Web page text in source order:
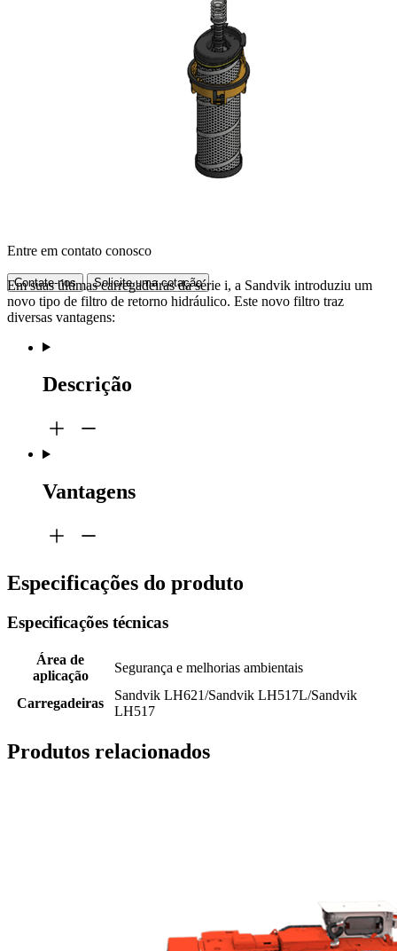
Entre em contato conosco
Contate-nos Solicite uma cotação
Em suas últimas carregadeiras da série i, a Sandvik introduziu um
novo tipo de filtro de retorno hidráulico. Este novo filtro traz
diversas vantagens:
Descrição
Vantagens
Especificações do produto
Especificações técnicas
Área de
aplicação
Segurança e melhorias ambientais
Carregadeiras
Sandvik LH621/Sandvik LH517L/Sandvik
LH517
Produtos relacionados